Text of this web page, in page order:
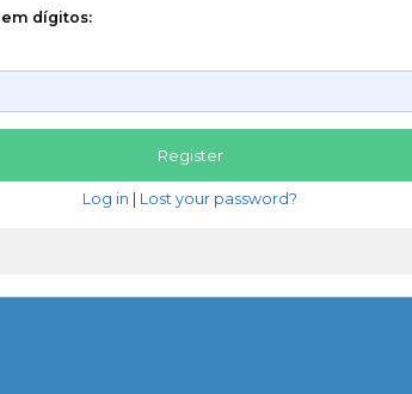
dígitos:
Log in Lost your password?